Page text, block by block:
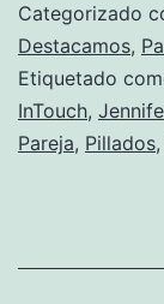
Categorizado
Destacamos,
Etiquetado
InTouch,
Pareja, Pillados,